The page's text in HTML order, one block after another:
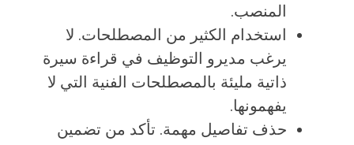
المنصب.
استخدام الكثير من المصطلحات. لا
يرغب مديرو التوظيف في قراءة سيرة
ذاتية مليئة بالمصطلحات الفنية التي لا
يفهمونها.
حذف تفاصيل مهمة. تأكد من تضمين